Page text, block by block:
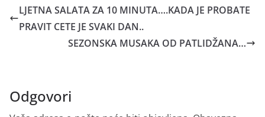
LJETNA SALATA ZA 10 MINUTA….KADA JE PROBATE
PRAVIT CETE JE SVAKI DAN..
SEZONSKA MUSAKA OD PATLIDŽANA…
Odgovori